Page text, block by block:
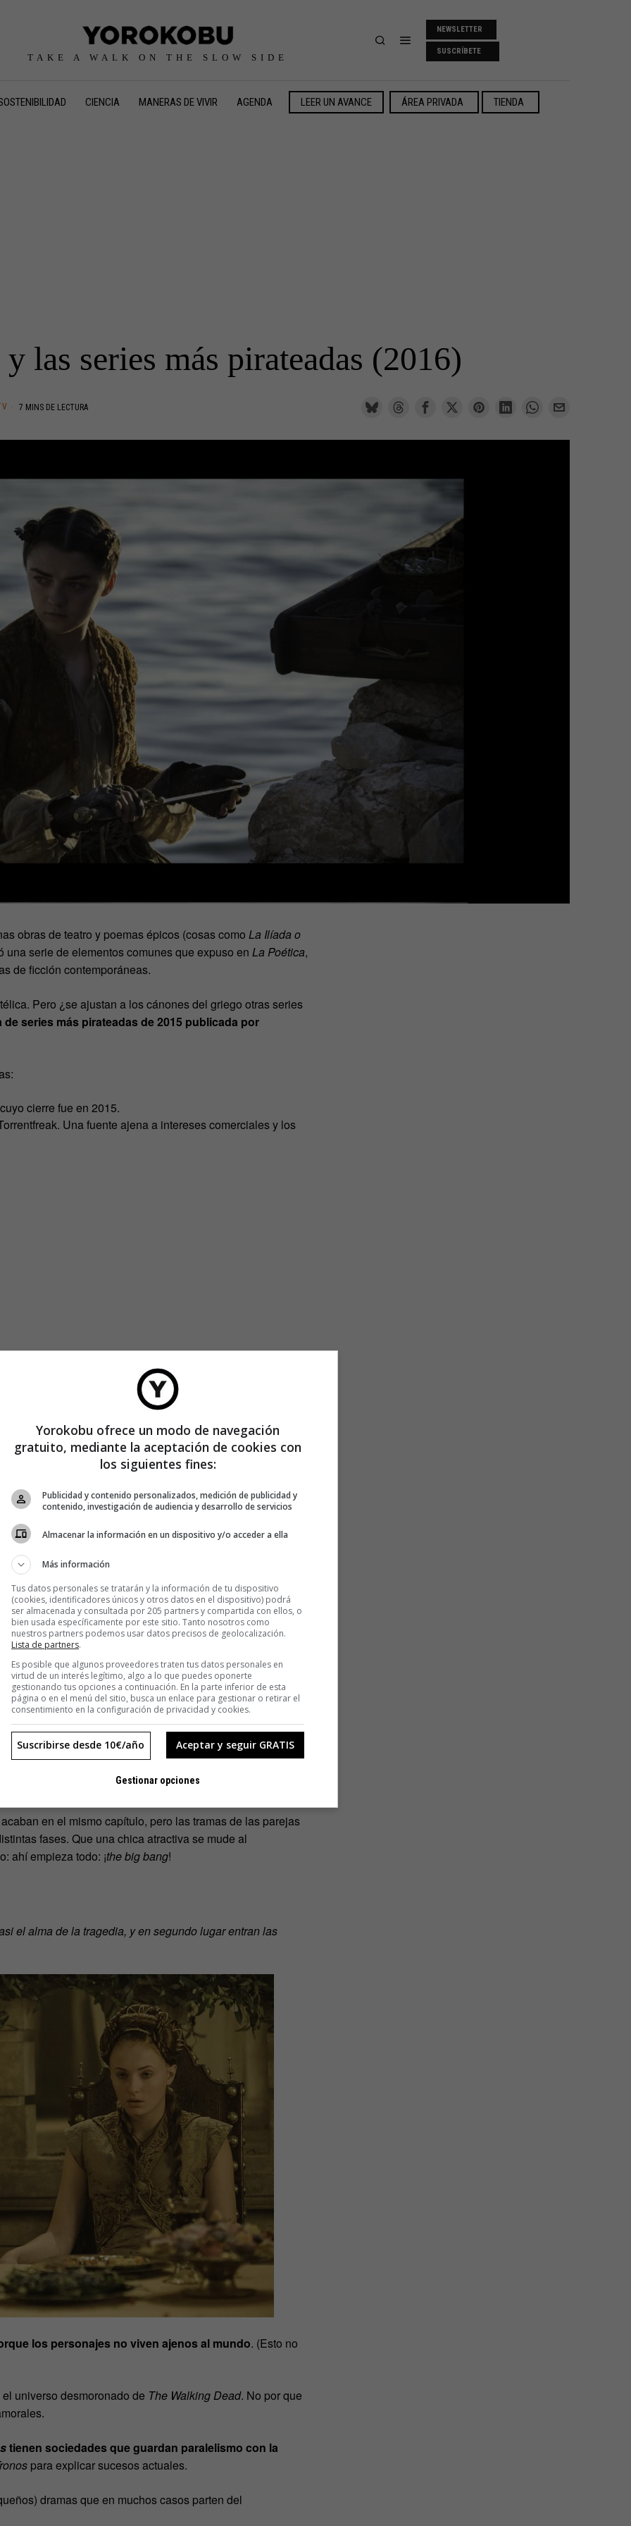
TAKE A WALK ON THE SLOW SIDE
NEWSLETTER
SUSCRÍBETE
CIENCIA MANERAS DE VIVIR AGENDA LEER UN AVANCE ÁREA PRIVADA TIENDA
las series más pirateadas (2016)
7 MINS DE LECTURA
obras de teatro y poemas épicos (cosas como La Ilíada o
una serie de elementos comunes que expuso en La Poética,
de ficción contemporáneas.
Pero ¿se ajustan a los cánones del griego otras series
de series más pirateadas de 2015 publicada por
cierre fue en 2015.
Una fuente ajena a intereses comerciales y los
series
los sucesos. La tragedia es imitación de los hechos y de
luchando, tenemos una escena de violencia,
qué quiere otro? ¿Son sus intereses legítimos?
los personajes y por qué luchan. Partiendo de esta
el principio. (En otro artículo veremos que no siempre
y Mr. Robot los protagonistas tienen vidas tranquilas o no
Walking Dead): comienza con un tiroteo y cae en coma.
un relatoin medias res(en la mitad de las cosas).
con el villano detenido, muerto o derrotado.
en el mismo capítulo, pero las tramas de las parejas
fases. Que una chica atractiva se mude al
ahí empieza todo: ¡the big bang!
el alma de la tragedia, y en segundo lugar entran las
los personajes no viven ajenos al mundo. (Esto no
universo desmoronado de The Walking Dead. No por que
tienen sociedades que guardan paralelismo con la
para explicar sucesos actuales.
dramas que en muchos casos parten del
Yorokobu ofrece un modo de navegación
gratuito, mediante la aceptación de cookies con
los siguientes fines:
Publicidad y contenido personalizados, medición de publicidad y
contenido, investigación de audiencia y desarrollo de servicios
Almacenar la información en un dispositivo y/o acceder a ella
Más información
Tus datos personales se tratarán y la información de tu dispositivo
(cookies, identificadores únicos y otros datos en el dispositivo) podrá
ser almacenada y consultada por 205 partners y compartida con ellos, o
bien usada específicamente por este sitio. Tanto nosotros como
nuestros partners podemos usar datos precisos de geolocalización.
Lista de partners.
Es posible que algunos proveedores traten tus datos personales en
virtud de un interés legítimo, algo a lo que puedes oponerte
gestionando tus opciones a continuación. En la parte inferior de esta
página o en el menú del sitio, busca un enlace para gestionar o retirar el
consentimiento en la configuración de privacidad y cookies.
Aceptar y seguir GRATIS
Suscribirse desde 10€/año
Gestionar opciones